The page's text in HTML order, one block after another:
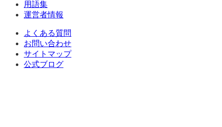
用語集
運営者情報
よくある質問
お問い合わせ
サイトマップ
公式ブログ